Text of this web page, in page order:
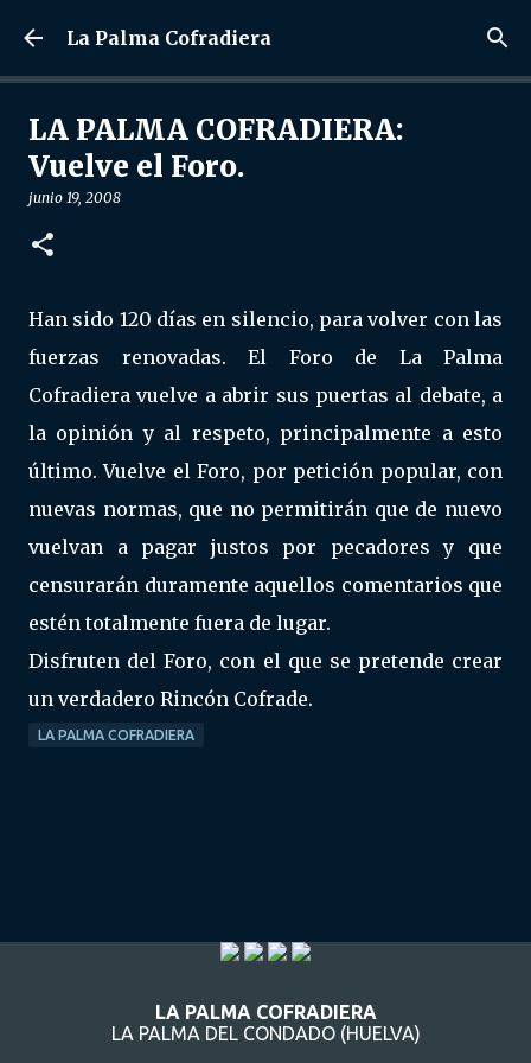
Ir al contenido principal
La Palma Cofradiera
LA PALMA COFRADIERA:
Vuelve el Foro.
junio 19, 2008
Han sido 120 días en silencio, para volver con las
fuerzas renovadas. El Foro de La Palma
Cofradiera vuelve a abrir sus puertas al debate, a
la opinión y al respeto, principalmente a esto
último. Vuelve el Foro, por petición popular, con
nuevas normas, que no permitirán que de nuevo
vuelvan a pagar justos por pecadores y que
censurarán duramente aquellos comentarios que
estén totalmente fuera de lugar.
Disfruten del Foro, con el que se pretende crear
un verdadero Rincón Cofrade.
LA PALMA COFRADIERA
LA PALMA COFRADIERA
LA PALMA DEL CONDADO (HUELVA)